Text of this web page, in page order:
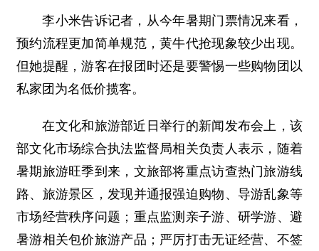
李小米告诉记者，从今年暑期门票情况来看，
预约流程更加简单规范，黄牛代抢现象较少出现。
但她提醒，游客在报团时还是要警惕一些购物团以
私家团为名低价揽客。
在文化和旅游部近日举行的新闻发布会上，该
部文化市场综合执法监督局相关负责人表示，随着
暑期旅游旺季到来，文旅部将重点访查热门旅游线
路、旅游景区，发现并通报强迫购物、导游乱象等
市场经营秩序问题；重点监测亲子游、研学游、避
暑游相关包价旅游产品；严厉打击无证经营、不签